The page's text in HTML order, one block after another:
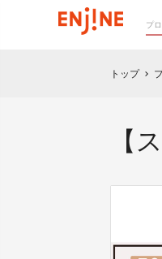
トップ chevron_right
【